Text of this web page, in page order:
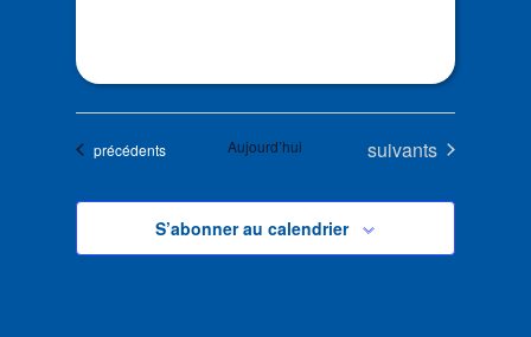
Évènements
précédents Aujourd’hui Évènements
suivants
S’abonner au calendrier